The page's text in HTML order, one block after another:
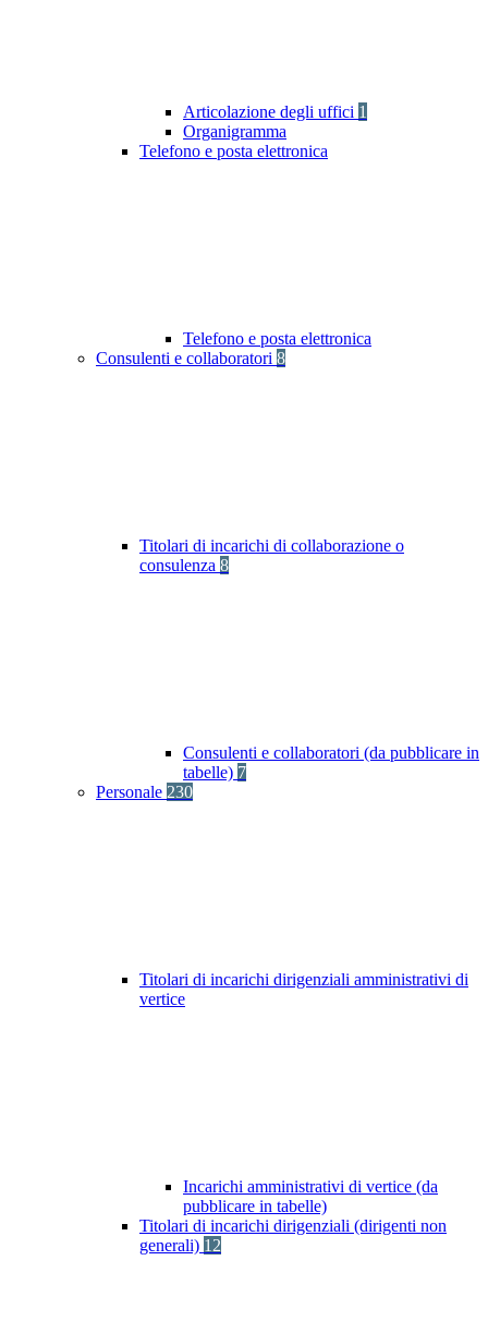
Articolazione degli uffici 1
Organigramma
Telefono e posta elettronica
Telefono e posta elettronica
Consulenti e collaboratori 8
Titolari di incarichi di collaborazione o
consulenza 8
Consulenti e collaboratori (da pubblicare in
tabelle) 7
Personale 230
Titolari di incarichi dirigenziali amministrativi di
vertice
Incarichi amministrativi di vertice (da
pubblicare in tabelle)
Titolari di incarichi dirigenziali (dirigenti non
generali) 12